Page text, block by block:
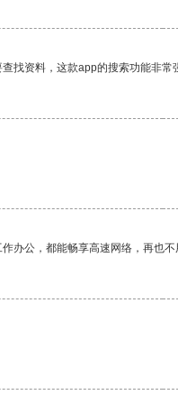
找资料，这款app的搜索功能非常
办公，都能畅享高速网络，再也